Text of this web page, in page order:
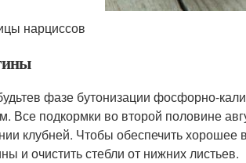
нарциссов
фазе бутонизации фосфорно-
Все подкормки во второй половине
клубней. Чтобы обеспечить хорошее
и очистить стебли от нижних листьев.